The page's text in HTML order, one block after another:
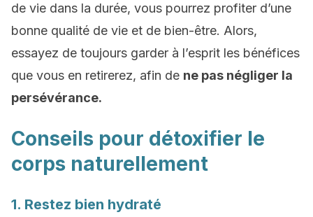
de vie dans la durée, vous pourrez profiter d’une
bonne qualité de vie et de bien-être. Alors,
essayez de toujours garder à l’esprit les bénéfices
que vous en retirerez, afin de ne pas négliger la
persévérance.
Conseils pour détoxifier le
corps naturellement
1. Restez bien hydraté